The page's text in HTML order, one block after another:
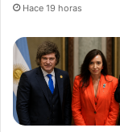
Hace 19 horas